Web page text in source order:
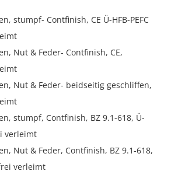
stumpf- Contfinish, CE Ü-HFB-PEFC
Nut & Feder- Contfinish, CE,
Nut & Feder- beidseitig geschliffen,
stumpf, Contfinish, BZ 9.1-618, Ü-
verleimt
Nut & Feder, Contfinish, BZ 9.1-618,
verleimt